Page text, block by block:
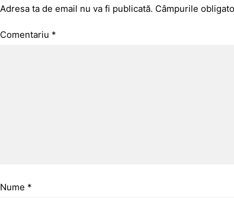
Adresa ta de email nu va fi publicată. Câmpurile
Comentariu *
Nume *